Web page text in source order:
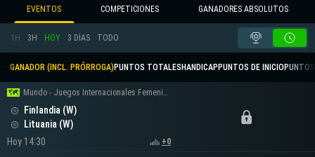
EVENTOS COMPETICIONES GANADORES ABSOLUTOS
1H 3H HOY 3 DÍAS TODO
GANADOR (INCL. PRÓRROGA) PUNTOS TOTALES HANDICAP PUNTOS DE INICIO
Mundo - Juegos Internacionales Femeninos
Finlandia (W)
Lituania (W)
Hoy 14:30
+0